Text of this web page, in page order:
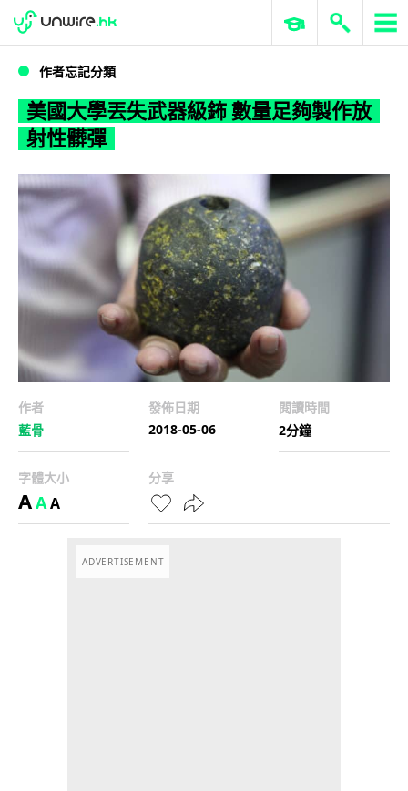
WWDC 2026 ERP 與商業 AI
作者忘記分類
美國大學丟失武器級鈽 數量足夠製作放
射性髒彈
作者
藍骨
發佈日期
2018-05-06
閱讀時間
2分鐘
字體大小
AAA
分享
ADVERTISEMENT